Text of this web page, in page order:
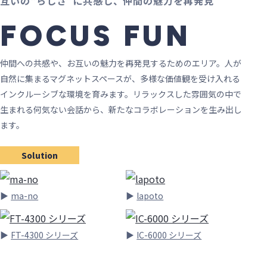
FOCUS FUN
仲間への共感や、お互いの魅力を再発見するためのエリア。人が
自然に集まるマグネットスペースが、多様な価値観を受け入れる
インクルーシブな環境を育みます。リラックスした雰囲気の中で
生まれる何気ない会話から、新たなコラボレーションを生み出し
ます。
Solution
ma-no lapoto
FT-4300 シリーズ IC-6000 シリーズ